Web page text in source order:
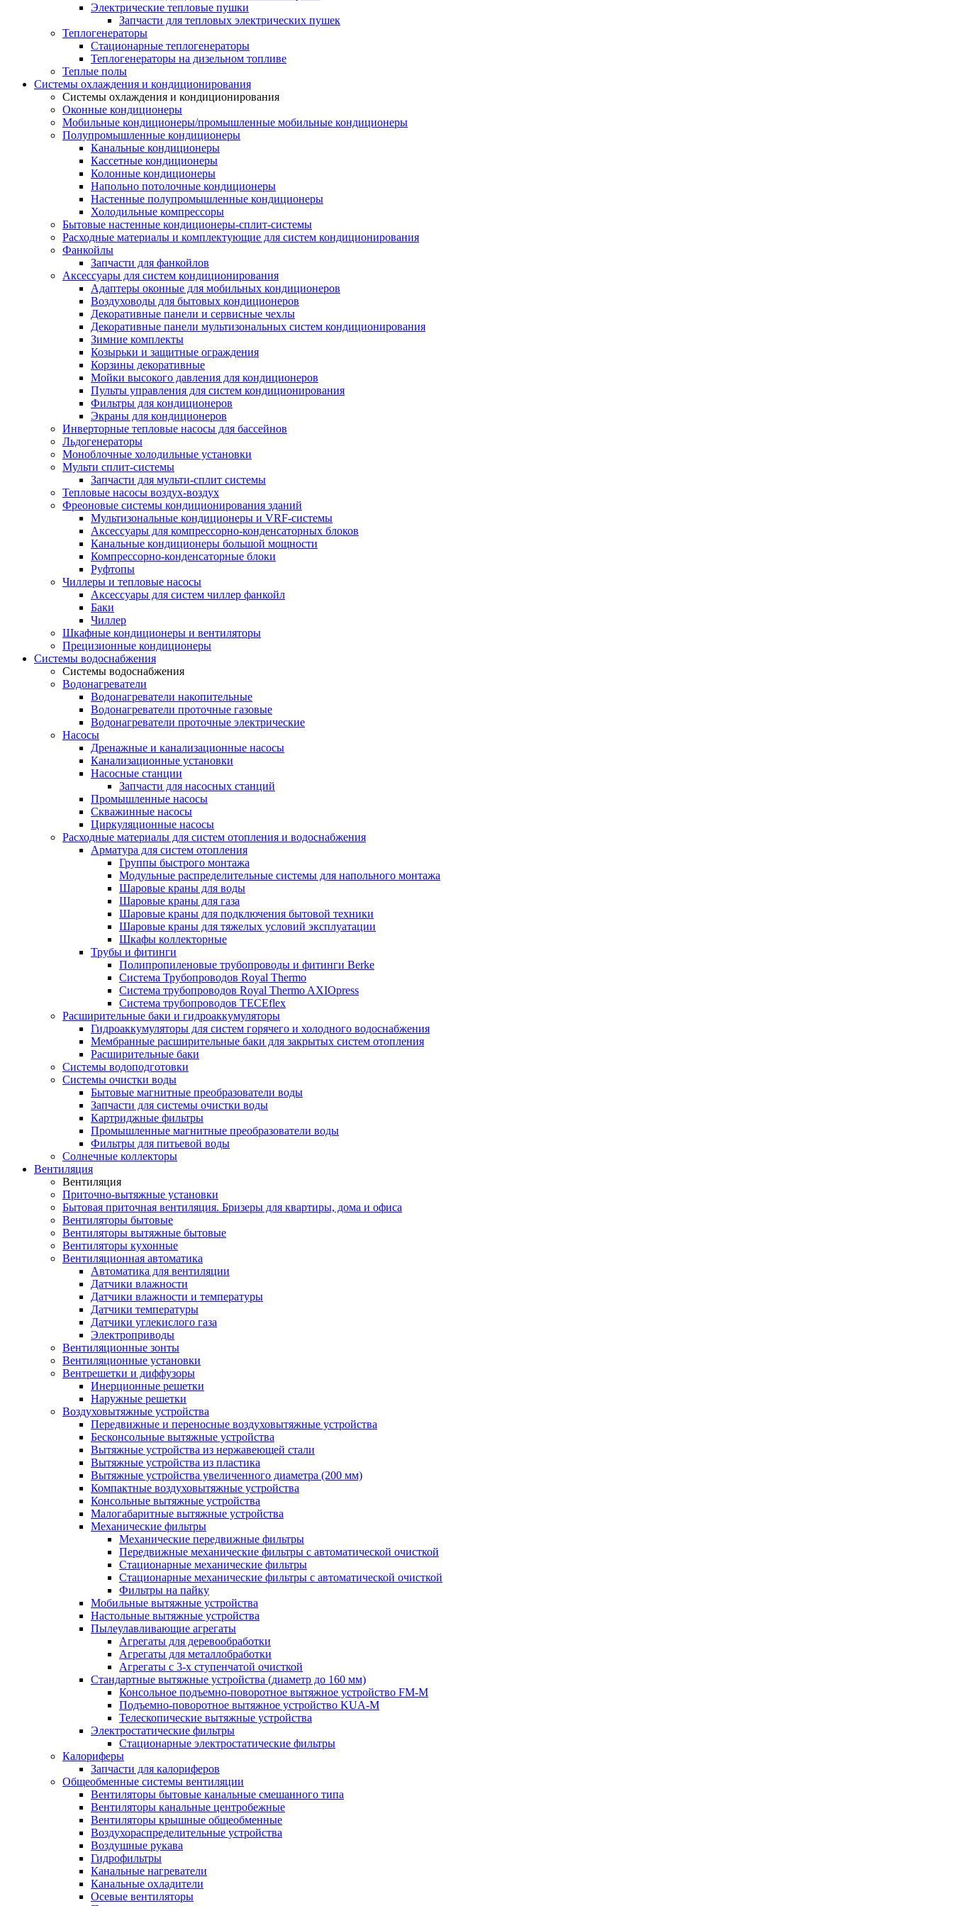
Электрические тепловые пушки
Запчасти для тепловых электрических пушек
Теплогенераторы
Cтационарные теплогенераторы
Теплогенераторы на дизельном топливе
Теплые полы
Системы охлаждения и кондиционирования
Системы охлаждения и кондиционирования
Оконные кондиционеры
Мобильные кондиционеры/промышленные мобильные кондиционеры
Полупромышленные кондиционеры
Канальные кондиционеры
Кассетные кондиционеры
Колонные кондиционеры
Напольно потолочные кондиционеры
Настенные полупромышленные кондиционеры
Холодильные компрессоры
Бытовые настенные кондиционеры-сплит-системы
Расходные материалы и комплектующие для систем кондиционирования
Фанкойлы
Запчасти для фанкойлов
Аксессуары для систем кондиционирования
Адаптеры оконные для мобильных кондиционеров
Воздуховоды для бытовых кондиционеров
Декоративные панели и сервисные чехлы
Декоративные панели мультизональных систем кондиционирования
Зимние комплекты
Козырьки и защитные ограждения
Корзины декоративные
Мойки высокого давления для кондиционеров
Пульты управления для систем кондиционирования
Фильтры для кондиционеров
Экраны для кондиционеров
Инверторные тепловые насосы для бассейнов
Льдогенераторы
Моноблочные холодильные установки
Мульти сплит-системы
Запчасти для мульти-сплит системы
Тепловые насосы воздух-воздух
Фреоновые системы кондиционирования зданий
Мультизональные кондиционеры и VRF-системы
Аксессуары для компрессорно-конденсаторных блоков
Канальные кондиционеры большой мощности
Компрессорно-конденсаторные блоки
Руфтопы
Чиллеры и тепловые насосы
Аксессуары для систем чиллер фанкойл
Баки
Чиллер
Шкафные кондиционеры и вентиляторы
Прецизионные кондиционеры
Системы водоснабжения
Системы водоснабжения
Водонагреватели
Водонагреватели накопительные
Водонагреватели проточные газовые
Водонагреватели проточные электрические
Насосы
Дренажные и канализационные насосы
Канализационные установки
Насосные станции
Запчасти для насосных станций
Промышленные насосы
Скважинные насосы
Циркуляционные насосы
Расходные материалы для систем отопления и водоснабжения
Арматура для систем отопления
Группы быстрого монтажа
Модульные распределительные системы для напольного монтажа
Шаровые краны для воды
Шаровые краны для газа
Шаровые краны для подключения бытовой техники
Шаровые краны для тяжелых условий эксплуатации
Шкафы коллекторные
Трубы и фитинги
Полипропиленовые трубопроводы и фитинги Berke
Система Трубопроводов Royal Thermo
Система трубопроводов Royal Thermo AXIOpress
Система трубопроводов TECEflex
Расширительные баки и гидроаккумуляторы
Гидроаккумуляторы для систем горячего и холодного водоснабжения
Мембранные расширительные баки для закрытых систем отопления
Расширительные баки
Системы водоподготовки
Системы очистки воды
Бытовые магнитные преобразователи воды
Запчасти для системы очистки воды
Картриджные фильтры
Промышленные магнитные преобразователи воды
Фильтры для питьевой воды
Солнечные коллекторы
Вентиляция
Вентиляция
Приточно-вытяжные установки
Бытовая приточная вентиляция. Бризеры для квартиры, дома и офиса
Вентиляторы бытовые
Вентиляторы вытяжные бытовые
Вентиляторы кухонные
Вентиляционная автоматика
Автоматика для вентиляции
Датчики влажности
Датчики влажности и температуры
Датчики температуры
Датчики углекислого газа
Электроприводы
Вентиляционные зонты
Вентиляционные установки
Вентрешетки и диффузоры
Инерционные решетки
Наружные решетки
Воздуховытяжные устройства
Передвижные и переносные воздуховытяжные устройства
Бесконсольные вытяжные устройства
Вытяжные устройства из нержавеющей стали
Вытяжные устройства из пластика
Вытяжные устройства увеличенного диаметра (200 мм)
Компактные воздуховытяжные устройства
Консольные вытяжные устройства
Малогабаритные вытяжные устройства
Механические фильтры
Механические передвижные фильтры
Передвижные механические фильтры с автоматической очисткой
Стационарные механические фильтры
Стационарные механические фильтры с автоматической очисткой
Фильтры на пайку
Мобильные вытяжные устройства
Настольные вытяжные устройства
Пылеулавливающие агрегаты
Агрегаты для деревообработки
Агрегаты для металлобработки
Агрегаты с 3-х ступенчатой очисткой
Стандартные вытяжные устройства (диаметр до 160 мм)
Консольное подъемно-поворотное вытяжное устройство FM-M
Подъемно-поворотное вытяжное устройство KUA-M
Телескопические вытяжные устройства
Электростатические фильтры
Стационарные электростатические фильтры
Калориферы
Запчасти для калориферов
Общеобменные системы вентиляции
Вентиляторы бытовые канальные смешанного типа
Вентиляторы канальные центробежные
Вентиляторы крышные общеобменные
Воздухораспределительные устройства
Воздушные рукава
Гидрофильтры
Канальные нагреватели
Канальные охладители
Осевые вентиляторы